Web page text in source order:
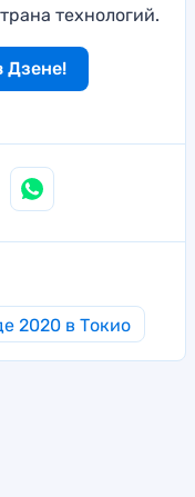
технологий.
Дзене!
2020 в Токио